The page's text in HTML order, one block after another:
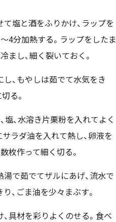
塩と酒をふりかけ、ラップを
4分加熱する。ラップをしたま
まし、細く裂いておく。
、もやしは茹でて水気をき
る。
塩、水溶き片栗粉を入れてよく
ラダ油を入れて熱し、卵液を
枚作って細く切る。
で茹でてザルにあげ、流水で
、ごま油を少々まぶす。
具材を彩りよくのせる。食べ